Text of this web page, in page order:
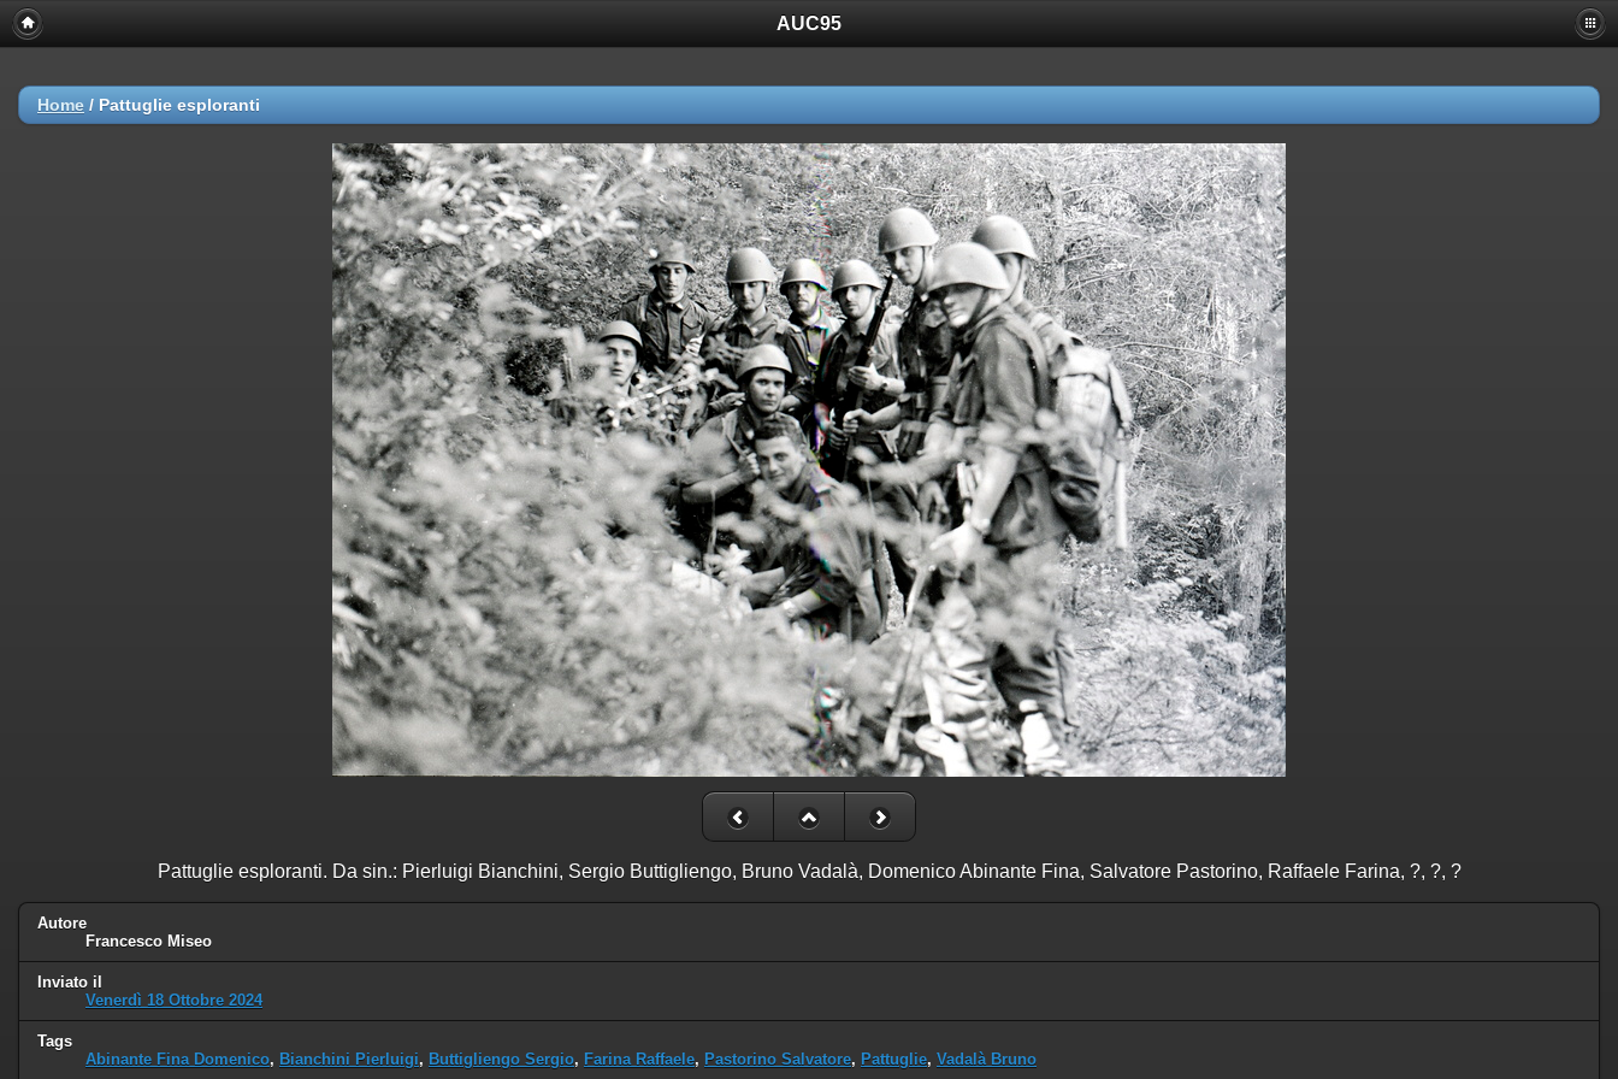
AUC95
Home / Pattuglie esploranti
Pattuglie esploranti. Da sin.: Pierluigi Bianchini, Sergio Buttigliengo, Bruno Vadalà, Domenico Abinante Fina, Salvatore Pastorino, Raffaele Farina, ?, ?, ?
Autore
Francesco Miseo
Inviato il
Venerdì 18 Ottobre 2024
Tags
Abinante Fina Domenico, Bianchini Pierluigi, Buttigliengo Sergio, Farina Raffaele, Pastorino Salvatore, Pattuglie, Vadalà Bruno